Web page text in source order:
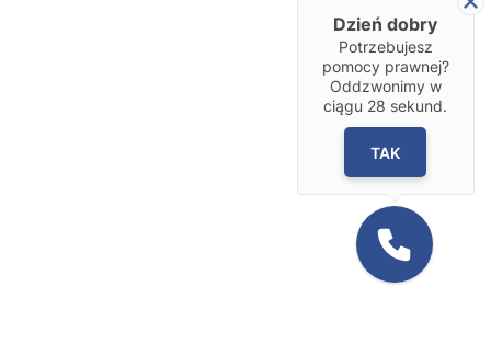
Dzień dobry
Potrzebujesz
pomocy prawnej?
Oddzwonimy w
ciągu 28 sekund.
TAK